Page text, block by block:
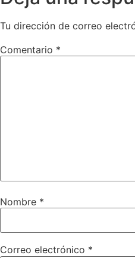
Tu dirección de correo
Comentario *
Nombre *
Correo electrónico *